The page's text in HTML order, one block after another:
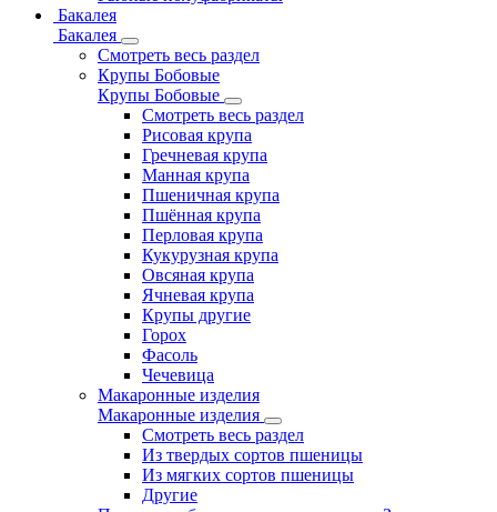
Бакалея
Бакалея
Смотреть весь раздел
Крупы Бобовые
Крупы Бобовые
Смотреть весь раздел
Рисовая крупа
Гречневая крупа
Манная крупа
Пшеничная крупа
Пшённая крупа
Перловая крупа
Кукурузная крупа
Овсяная крупа
Ячневая крупа
Крупы другие
Горох
Фасоль
Чечевица
Макаронные изделия
Макаронные изделия
Смотреть весь раздел
Из твердых сортов пшеницы
Из мягких сортов пшеницы
Другие